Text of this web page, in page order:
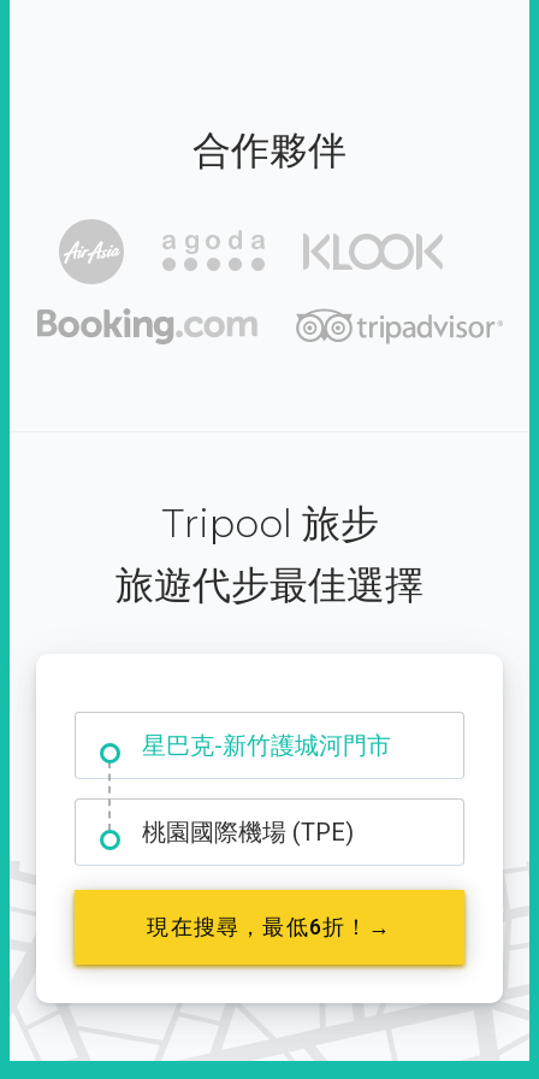
合作夥伴
Tripool 旅步
旅遊代步最佳選擇
星巴克-新竹護城河門市
大霸尖山登山口
桃園國際機場 (TPE)
現在搜尋，最低6折！→